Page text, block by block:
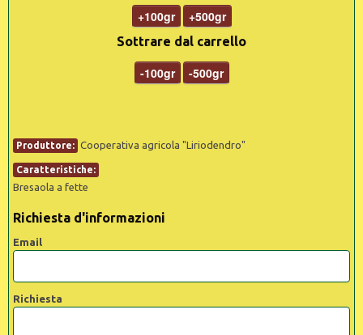
+100gr +500gr
Sottrare dal carrello
-100gr -500gr
Produttore: Cooperativa agricola "Liriodendro"
Caratteristiche:
Bresaola a fette
Richiesta d'informazioni
Email
Richiesta